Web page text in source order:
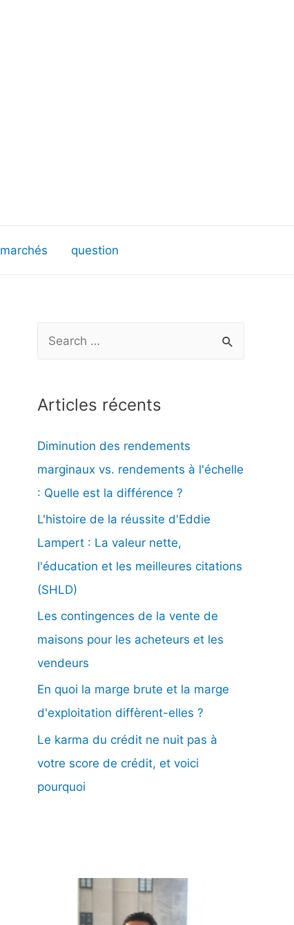
marchés question
h
r
c
h
e
r
:
Articles récents
Diminution des rendements
marginaux vs. rendements à l'échelle
: Quelle est la différence ?
L'histoire de la réussite d'Eddie
Lampert : La valeur nette,
l'éducation et les meilleures citations
(SHLD)
Les contingences de la vente de
maisons pour les acheteurs et les
vendeurs
En quoi la marge brute et la marge
d'exploitation diffèrent-elles ?
Le karma du crédit ne nuit pas à
votre score de crédit, et voici
pourquoi